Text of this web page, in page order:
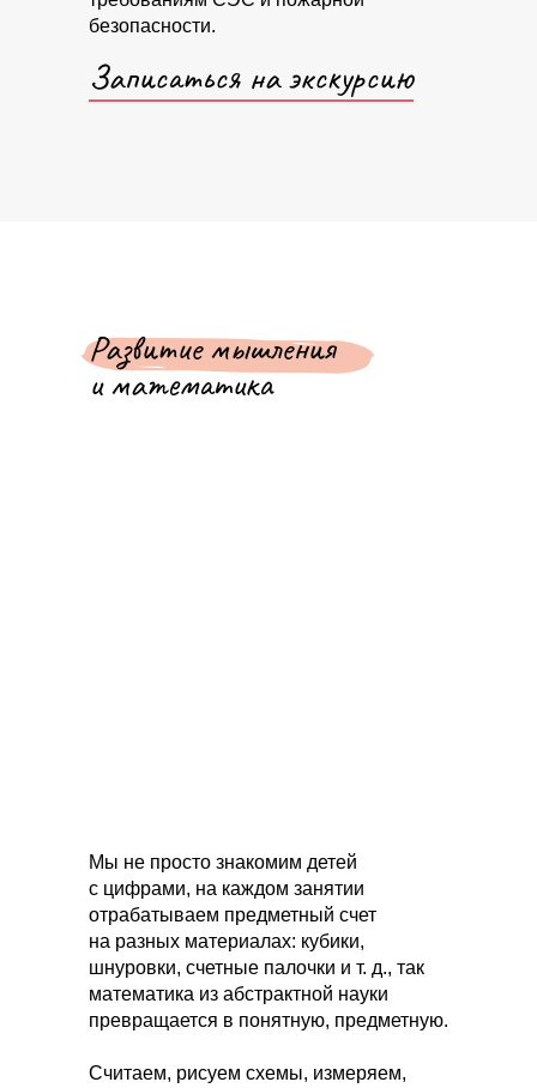
безопасности.
Записаться на экскурсию
Развитие мышления
и математика
Мы не просто знакомим детей
с цифрами, на каждом занятии
отрабатываем предметный счет
на разных материалах: кубики,
шнуровки, счетные палочки и т. д., так
математика из абстрактной науки
превращается в понятную, предметную.
Считаем, рисуем схемы, измеряем,